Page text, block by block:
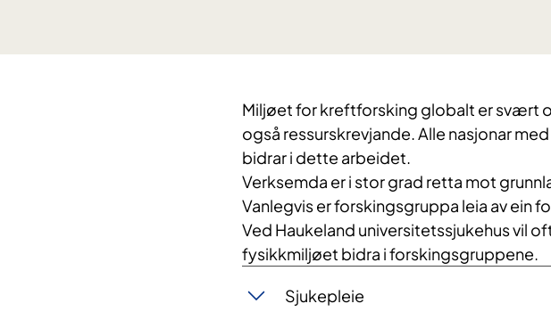
Miljøet for kreftforsking globalt er svært
også ressurskrevjande. Alle nasjonar
bidrar i dette arbeidet.
Verksemda er i stor grad retta mot
Vanlegvis er forskingsgruppa leia av ein
Ved Haukeland universitetssjukehus vil
fysikkmiljøet bidra i forskingsgruppene.​
Sjukepleie